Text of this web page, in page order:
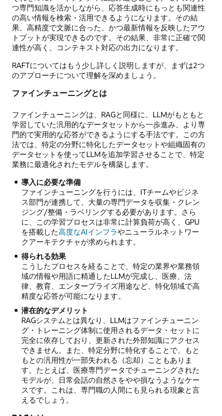
つ専門知識を活かしながら、応答生成時にもっとも関連性
の高い情報を検索・活用できるようになります。その結
果、高精度で文脈に合った、かつ最新情報を反映したアウ
トプットが実現できるのです。その結果、非常に正確で関
連性が高く、コンテキスト対応の出力になります。
RAFTについてはもう少し詳しく説明しますが、まずは2つ
のアプローチについて理解を深めましょう。
ファインチューニングとは
ファインチューニングは、RAGと同様に、LLMがもともと
学習していた汎用的なデータセットから一歩進み、より専
門的で実用的な応答ができるようにする手法です。この方
法では、特定の分野に特化したデータセットや組織固有の
データセットを使ってLLMを追加学習させることで、特定
業務に最適化されたモデルを構築します。
導入に必要な準備
ファインチューニングを行うには、ITチームやビジネ
ス部門が連携して、大量の専門データを収集・クレン
ジング/整備・ラベリングする必要があります。さら
に、この学習プロセスは非常に計算負荷が高く、GPU
を搭載した高度なAIインフラやニューラルネットワー
クアーキテクチャが求められます。
得られる効果
こうしたプロセスを経ることで、特定の業界や業務領
域の情報や用語に精通したLLMが完成し、医療、法
律、教育、エンタープライズ用途など、特化領域で高
精度な応答が可能になります。
潜在的なデメリット
RAGシステムとは異なり、LLMはファインチューニン
グ・トレーニング体制に使用されるデータ・セットに
完全に依存しており、更新された外部知識にアクセス
できません。また、特定分野に特化することで、もと
もとの汎用性が一部失われる（忘却）こともありま
す。たとえば、医療専門データでチューニングされた
モデルが、日常会話の自然さをやや損なうようなケー
スです。これは、専門職の人間にも見られる現象と言
えるでしょう。